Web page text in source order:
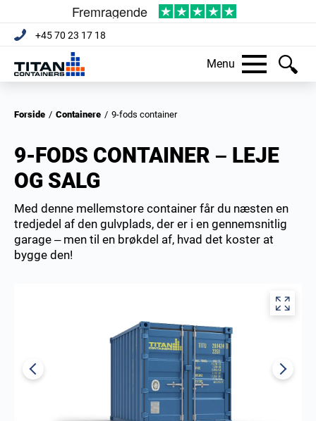
+45 70 23 17 18
Menu
Forside / Containere / 9-fods container
9-FODS CONTAINER – LEJE
OG SALG
Med denne mellemstore container får du næsten en
tredjedel af den gulvplads, der er i en gennemsnitlig
garage – men til en brøkdel af, hvad det koster at
bygge den!